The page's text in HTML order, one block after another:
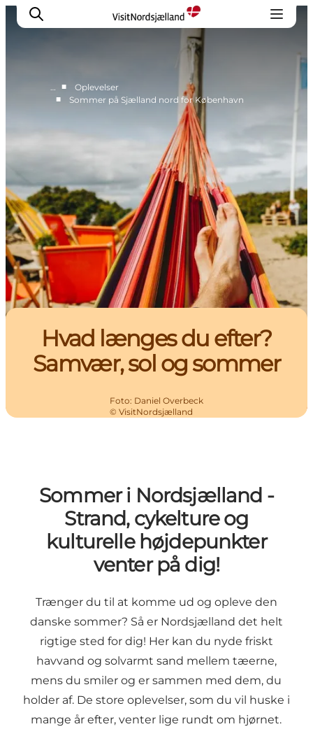
Oplev
Det Sker
Overnatning
Byer
Planlæg ferien
… ■
Oplevelser
■
Sommer på Sjælland nord for København
Hvad længes du efter?
Samvær, sol og sommer
Foto: Daniel Overbeck
© VisitNordsjælland
Sommer i Nordsjælland -
Strand, cykelture og
kulturelle højdepunkter
venter på dig!
Trænger du til at komme ud og opleve den
danske sommer? Så er Nordsjælland det helt
rigtige sted for dig! Her kan du nyde friskt
havvand og solvarmt sand mellem tæerne,
mens du smiler og er sammen med dem, du
holder af. De store oplevelser, som du vil huske i
mange år efter, venter lige rundt om hjørnet.